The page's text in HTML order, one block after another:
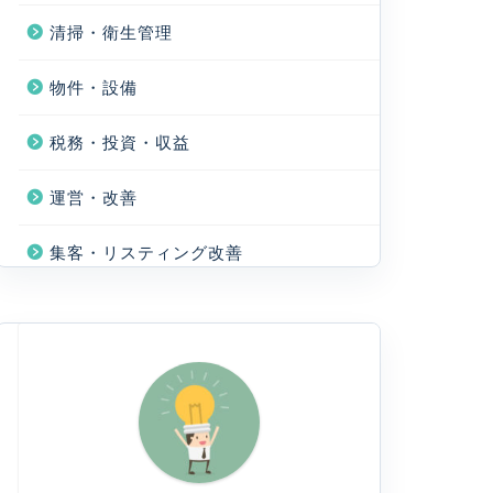
清掃・衛生管理
物件・設備
税務・投資・収益
運営・改善
集客・リスティング改善